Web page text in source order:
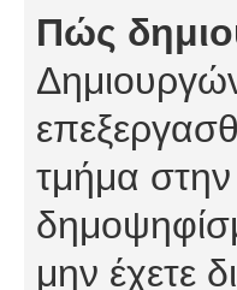
Πώς
τμήμα
μην έχετε